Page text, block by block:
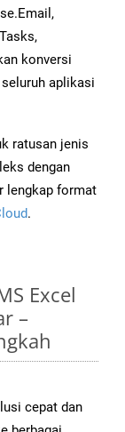
konversi
aplikasi
ratusan jenis
dengan
lengkap format
.
Excel
–
cepat dan